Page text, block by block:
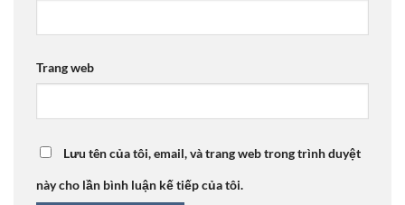
Trang web
Lưu tên của tôi, email, và trang web trong trình duyệt
này cho lần bình luận kế tiếp của tôi.